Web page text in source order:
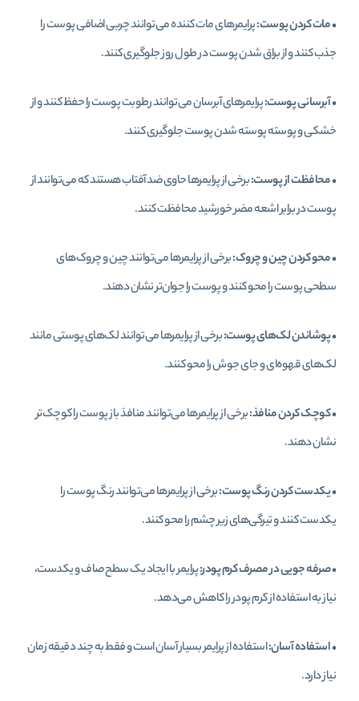
•مات کردن پوست:پرایمرهای مات کننده می‌توانند چربی اضافی پوست را
جذب کنند و از براق شدن پوست در طول روز جلوگیری کنند.
•آبرسانی پوست:پرایمرهای آبرسان می‌توانند رطوبت پوست را حفظ کنند و از
خشکی و پوسته پوسته شدن پوست جلوگیری کنند.
•محافظت از پوست:برخی از پرایمرها حاوی ضد آفتاب هستند که می‌توانند از
پوست در برابر اشعه مضر خورشید محافظت کنند.
•محو کردن چین و چروک:برخی از پرایمرها می‌توانند چین و چروک‌های
سطحی پوست را محو کنند و پوست را جوان‌تر نشان دهند.
•پوشاندن لک‌های پوست:برخی از پرایمرها می‌توانند لک‌های پوستی مانند
لک‌های قهوه‌ای و جای جوش را محو کنند.
•کوچک کردن منافذ:برخی از پرایمرها می‌توانند منافذ باز پوست را کوچک‌تر
نشان دهند.
•یکدست کردن رنگ پوست:برخی از پرایمرها می‌توانند رنگ پوست را
یکدست کنند و تیرگی‌های زیر چشم را محو کنند.
•صرفه جویی در مصرف کرم پودر:پرایمر با ایجاد یک سطح صاف و یکدست،
نیاز به استفاده از کرم پودر را کاهش می‌دهد.
•استفاده آسان:استفاده از پرایمر بسیار آسان است و فقط به چند دقیقه زمان
نیاز دارد.